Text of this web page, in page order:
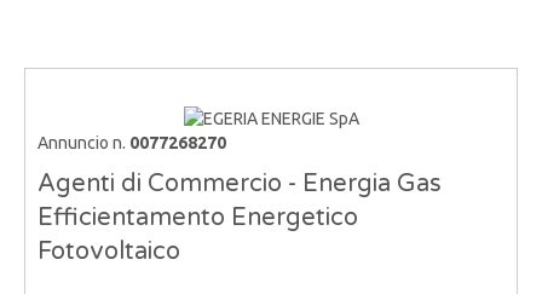
Annuncio n. 0077268270
Agenti di Commercio - Energia Gas
Efficientamento Energetico
Fotovoltaico